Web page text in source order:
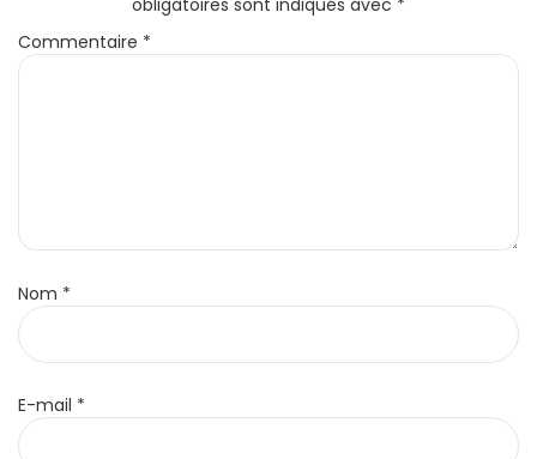
Commentaire *
Nom *
E-mail *